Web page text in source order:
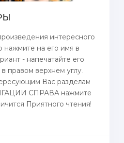
интересного
нажмите на его имя в
- напечатайте его
правом верхнем углу.
Вас разделам
СПРАВА нажмите
Приятного чтения!